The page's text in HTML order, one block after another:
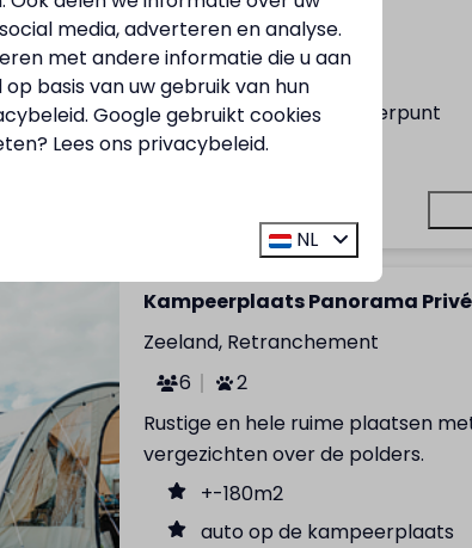
Autovrij
10A
Water en afvalwaterpunt
Privé sanitair
Kampeerplaats Panorama
Zeeland, Retranchement
6
2
Rustige en hele ruime plaatsen
vergezichten over de polders.
+-180m2
auto op de kampeerplaats
media, adverteren en analyse.
met andere informatie die u aan
basis van uw gebruik van hun
. Googlegebruikt cookies
Lees ons privacybeleid.
NL